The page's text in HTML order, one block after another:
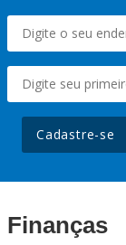
Cadastre-se
Finanças